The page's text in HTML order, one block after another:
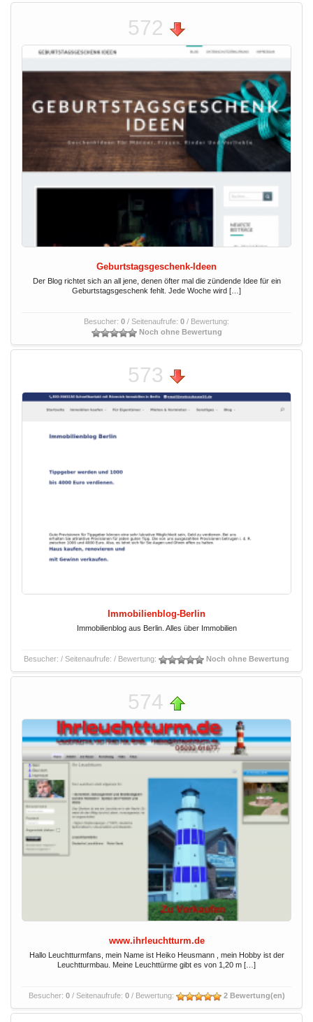
572
Geburtstagsgeschenk-Ideen
Der Blog richtet sich an all jene, denen öfter mal die zündende Idee für ein
Geburtstagsgeschenk fehlt. Jede Woche wird […]
Besucher: 0 / Seitenaufrufe: 0 / Bewertung:
Noch ohne Bewertung
573
Immobilienblog-Berlin
Immobilienblog aus Berlin. Alles über Immobilien
Besucher: / Seitenaufrufe: / Bewertung: Noch ohne Bewertung
574
www.ihrleuchtturm.de
Hallo Leuchtturmfans, mein Name ist Heiko Heusmann , mein Hobby ist der
Leuchtturmbau. Meine Leuchttürme gibt es von 1,20 m […]
Besucher: 0/ Seitenaufrufe: 0/ Bewertung: 2 Bewertung(en)